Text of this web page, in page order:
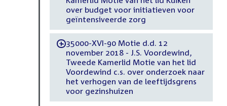
over budget voor initiatieven voor
geïntensiveerde zorg
-35000-XVI-90 Motie d.d. 12
november 2018 - J.S. Voordewind,
Tweede Kamerlid Motie van het lid
Voordewind c.s. over onderzoek naar
het verhogen van de leeftijdsgrens
voor gezinshuizen